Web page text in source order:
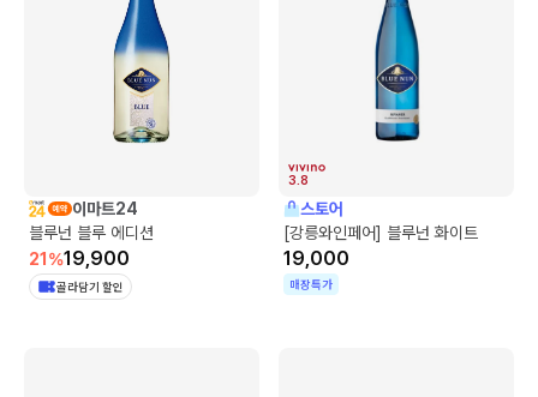
이마트24
블루넌 블루 에디션
21 %19,900
골라담기 할인
3.8
스토어
[강릉와인페어] 블루넌 화이트
19,000
매장특가